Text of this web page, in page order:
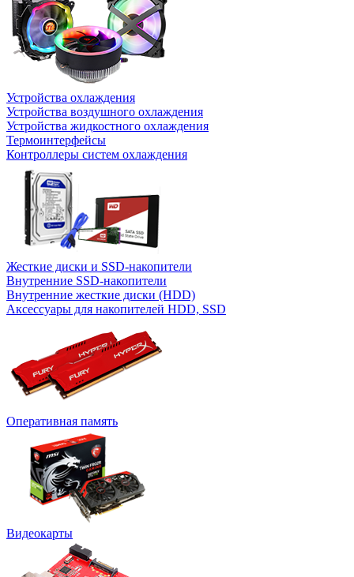
Устройства охлаждения
Устройства воздушного охлаждения
Устройства жидкостного охлаждения
Термоинтерфейсы
Контроллеры систем охлаждения
Жесткие диски и SSD-накопители
Внутренние SSD-накопители
Внутренние жесткие диски (HDD)
Аксессуары для накопителей HDD, SSD
Оперативная память
Видеокарты